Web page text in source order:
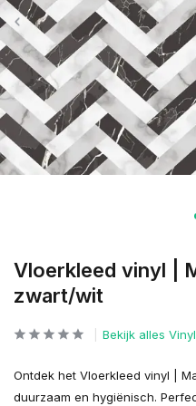
Vloerkleed vinyl |
zwart/wit
Bekijk alles
Ontdek het Vloerkleed vinyl |
duurzaam en hygiënisch.